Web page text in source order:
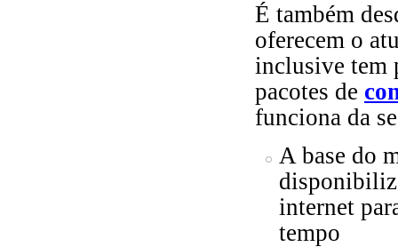
É também
oferecem o
inclusive tem
pacotes de
funciona da
A base do
internet
tempo